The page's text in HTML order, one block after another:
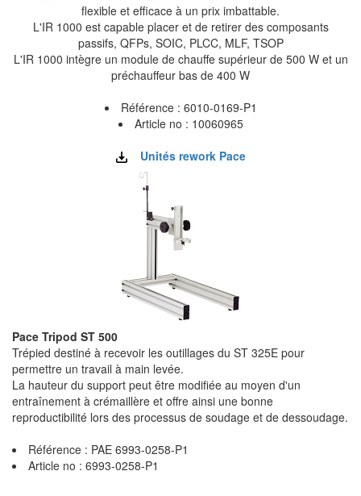
flexible et efficace à un prix imbattable.
L'IR 1000 est capable placer et de retirer des composants
passifs, QFPs, SOIC, PLCC, MLF, TSOP
L'IR 1000 intègre un module de chauffe supérieur de 500 W et un
préchauffeur bas de 400 W
Référence : 6010-0169-P1
Article no : 10060965
Unités rework Pace
Pace Tripod ST 500
Trépied destiné à recevoir les outillages du ST 325E pour
permettre un travail à main levée.
La hauteur du support peut être modifiée au moyen d'un
entraînement à crémaillère et offre ainsi une bonne
reproductibilité lors des processus de soudage et de dessoudage.
Référence : PAE 6993-0258-P1
Article no : 6993-0258-P1